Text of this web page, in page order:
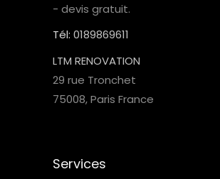
- devis gratuit.
Tél: 0189869611
LTM RENOVATION
29 rue Tronchet
75008,Paris France
Services